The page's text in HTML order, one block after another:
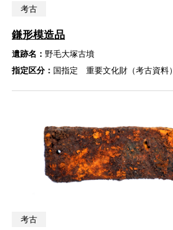
考古
鎌形模造品
遺跡名： 野毛大塚古墳
指定区分： 国指定 重要文化財（考古資料）
考古